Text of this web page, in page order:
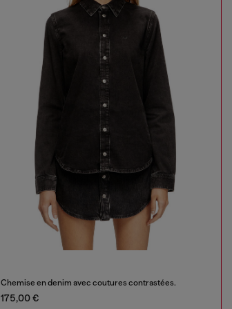
Chemise en denim avec coutures contrastées.
175,00 €